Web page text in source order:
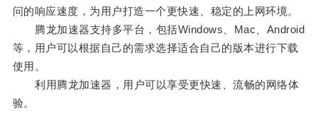
问的响应速度，为用户打造一个更快速、稳定的上网环境。
腾龙加速器支持多平台，包括Windows、Mac、Android
等，用户可以根据自己的需求选择适合自己的版本进行下载
使用。
利用腾龙加速器，用户可以享受更快速、流畅的网络体
验。